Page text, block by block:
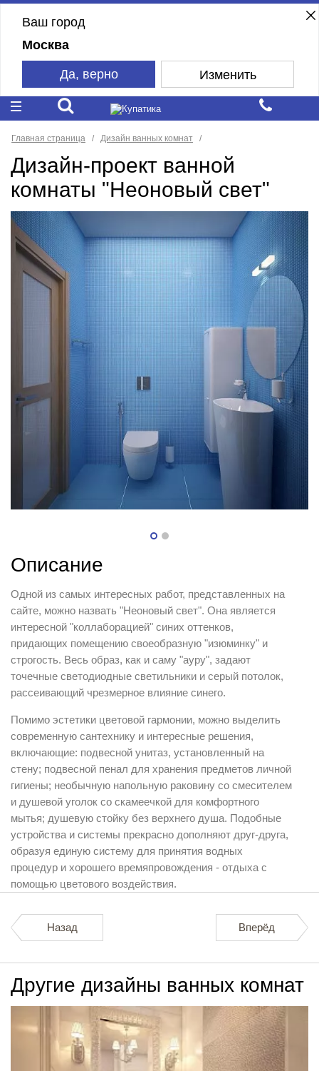
Ваш город
Москва
Да, верно Изменить
Главная страница Дизайн ванных комнат
Дизайн-проект ванной
комнаты "Неоновый свет"
Описание
Одной из самых интересных работ, представленных на
сайте, можно назвать "Неоновый свет". Она является
интересной "коллаборацией" синих оттенков,
придающих помещению своеобразную "изюминку" и
строгость. Весь образ, как и саму "ауру", задают
точечные светодиодные светильники и серый потолок,
рассеивающий чрезмерное влияние синего.
Помимо эстетики цветовой гармонии, можно выделить
современную сантехнику и интересные решения,
включающие: подвесной унитаз, установленный на
стену; подвесной пенал для хранения предметов личной
гигиены; необычную напольную раковинусо смесителем
и душевой уголоксо скамеечкой для комфортного
мытья; душевую стойку без верхнего душа. Подобные
устройства и системы прекрасно дополняют друг-друга,
образуя единую систему для принятия водных
процедур и хорошего времяпровождения - отдыха с
помощью цветового воздействия.
Назад Вперёд
Другие дизайны ванных комнат